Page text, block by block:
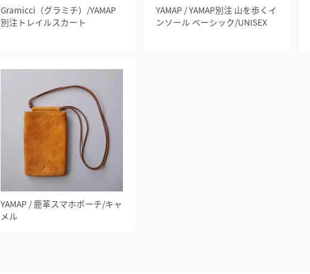
Gramicci（グラミチ）/YAMAP
別注トレイルスカート
YAMAP / YAMAP別注 山を歩くイ
ンソール ベーシック/UNISEX
YAMAP / 鹿革スマホポーチ/キャ
メル